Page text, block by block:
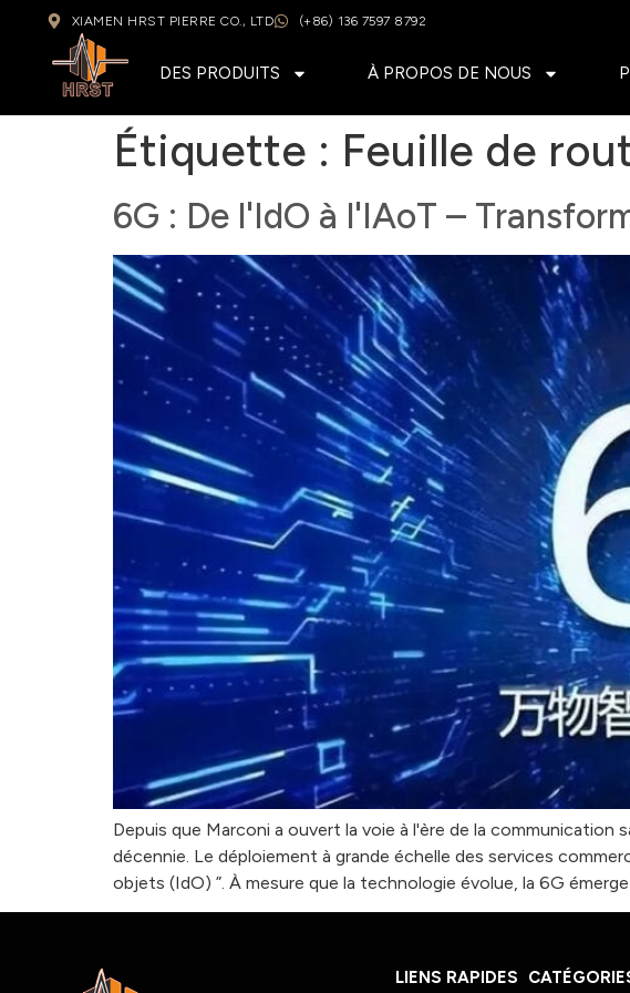
XIAMEN HRST PIERRE CO., LTD (+86) 136 7597 8792
DES PRODUITS À PROPOS DE NOUS
Étiquette : Feuille de
6G : De l'IdO à l'IAoT –
Depuis que Marconi a ouvert la voie à l'ère de la
décennie. Le déploiement à grande échelle des services
objets (IdO) ”. À mesure que la technologie évolue, la 6G
LIENS RAPIDES